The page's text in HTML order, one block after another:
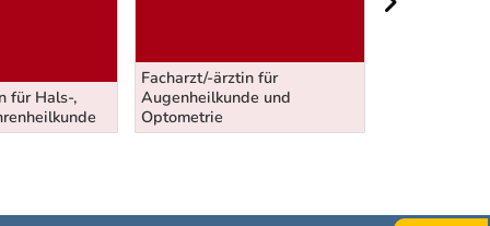
für Hals-,
Facharzt/-ärztin für
Augenheilkunde und
Optometrie